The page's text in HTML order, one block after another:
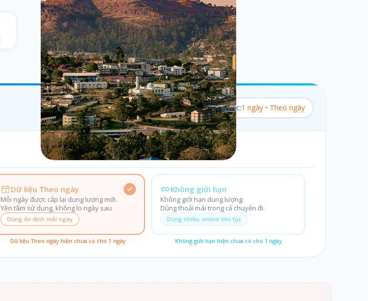
Bộ lọc:1 ngày • Theo ngày
Dữ liệu Theo ngày
Mỗi ngày được cấp lại dung lượng mới.
Yên tâm sử dụng, không lo ngày sau
Dùng ổn định mỗi ngày
Dữ liệu Theo ngày hiện chưa có cho 1 ngày
Không giới hạn
Không giới hạn dung lượng.
Dùng thoải mái trong cả chuyến đi.
Dùng nhiều, online liên tục
Không giới hạn hiện chưa có cho 1 ngày